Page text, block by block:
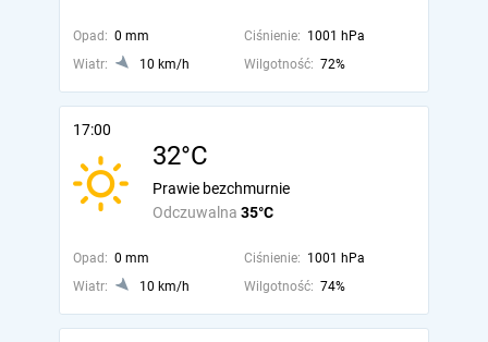
Opad: 0 mm Ciśnienie: 1001 hPa
Wiatr:
10 km/h Wilgotność: 72%
17:00
32°C
Odczuwalna 35°C
Prawie bezchmurnie
Opad: 0 mm Ciśnienie: 1001 hPa
Wiatr:
10 km/h Wilgotność: 74%